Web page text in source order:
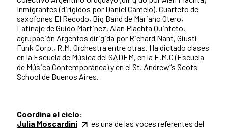
Inmigrantes (dirigidos por Daniel Camelo). Cuarteto de
saxofones El Recodo, Big Band de Mariano Otero,
Latinaje de Guido Martinez, Alan Plachta Quinteto,
agrupación Argentos dirigida por Richard Nant, Giusti
Funk Corp., R.M. Orchestra entre otras. Ha dictado clases
en la Escuela de Música del SADEM, en la E.M.C (Escuela
de Música Contemporánea) y en el St. Andrew“s Scots
School de Buenos Aires.
Coordina el ciclo:
Julia Moscardini
es una de las voces referentes del